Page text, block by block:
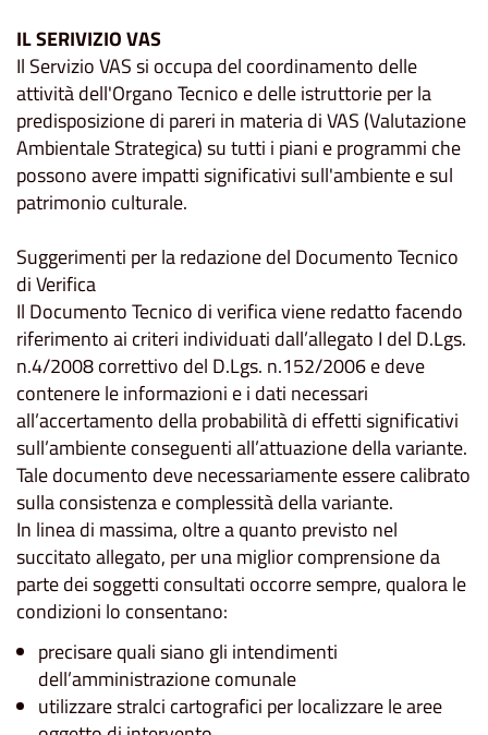
IL SERIVIZIO VAS
Il Servizio VAS si occupa del coordinamento delle
attività dell'Organo Tecnico e delle istruttorie per la
predisposizione di pareri in materia di VAS (Valutazione
Ambientale Strategica) su tutti i piani e programmi che
possono avere impatti significativi sull'ambiente e sul
patrimonio culturale.
Suggerimenti per la redazione del Documento Tecnico
di Verifica
Il Documento Tecnico di verifica viene redatto facendo
riferimento ai criteri individuati dall’allegato I del D.Lgs.
n.4/2008 correttivo del D.Lgs. n.152/2006 e deve
contenere le informazioni e i dati necessari
all’accertamento della probabilità di effetti significativi
sull’ambiente conseguenti all’attuazione della variante.
Tale documento deve necessariamente essere calibrato
sulla consistenza e complessità della variante.
In linea di massima, oltre a quanto previsto nel
succitato allegato, per una miglior comprensione da
parte dei soggetti consultati occorre sempre, qualora le
condizioni lo consentano:
precisare quali siano gli intendimenti
dell’amministrazione comunale
utilizzare stralci cartografici per localizzare le aree